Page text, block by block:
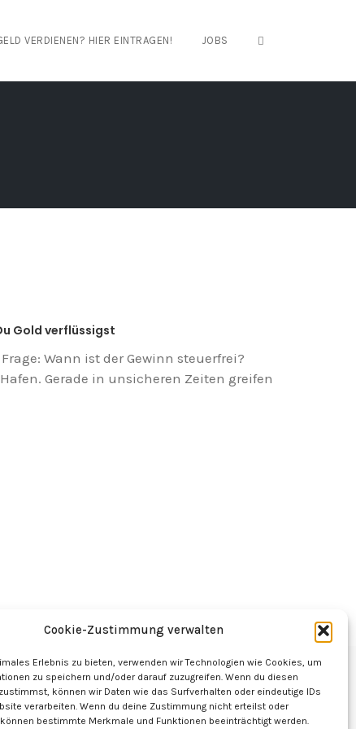
Cookie-Zustimmung verwalten
Erlebnis zu bieten, verwenden wir Technologien wie Cookies, um
zu speichern und/oder darauf zuzugreifen. Wenn du diesen
können wir Daten wie das Surfverhalten oder eindeutige IDs
verarbeiten. Wenn du deine Zustimmung nicht erteilst oder
bestimmte Merkmale und Funktionen beeinträchtigt werden.
VERDIENEN? HIER EINTRAGEN! JOBS
Gold verflüssigst
Wann ist der Gewinn steuerfrei?
Gerade in unsicheren Zeiten greifen